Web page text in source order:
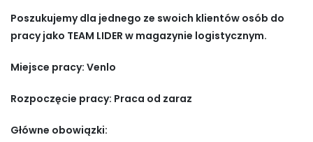
Poszukujemy dla jednego ze swoich klientów osób do
pracy jako TEAM LIDER w magazynie logistycznym.
Miejsce pracy: Venlo
Rozpoczęcie pracy: Praca od zaraz
Główne obowiązki: